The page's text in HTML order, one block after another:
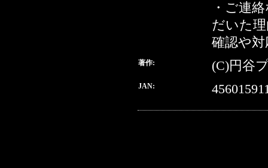
・ご連
だいた
確認や
著作: (C)円谷
JAN: